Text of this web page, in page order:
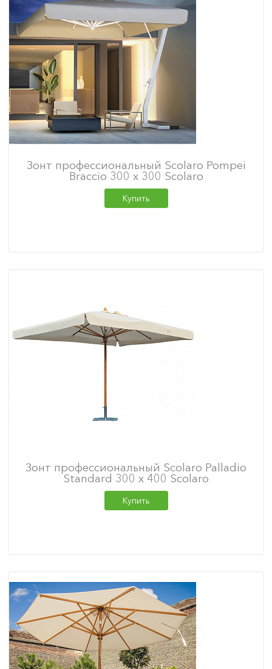
Зонт профессиональный Scolaro Pompei
Braccio 300 х 300 Scolaro
Купить
Зонт профессиональный Scolaro Palladio
Standard 300 х 400 Scolaro
Купить